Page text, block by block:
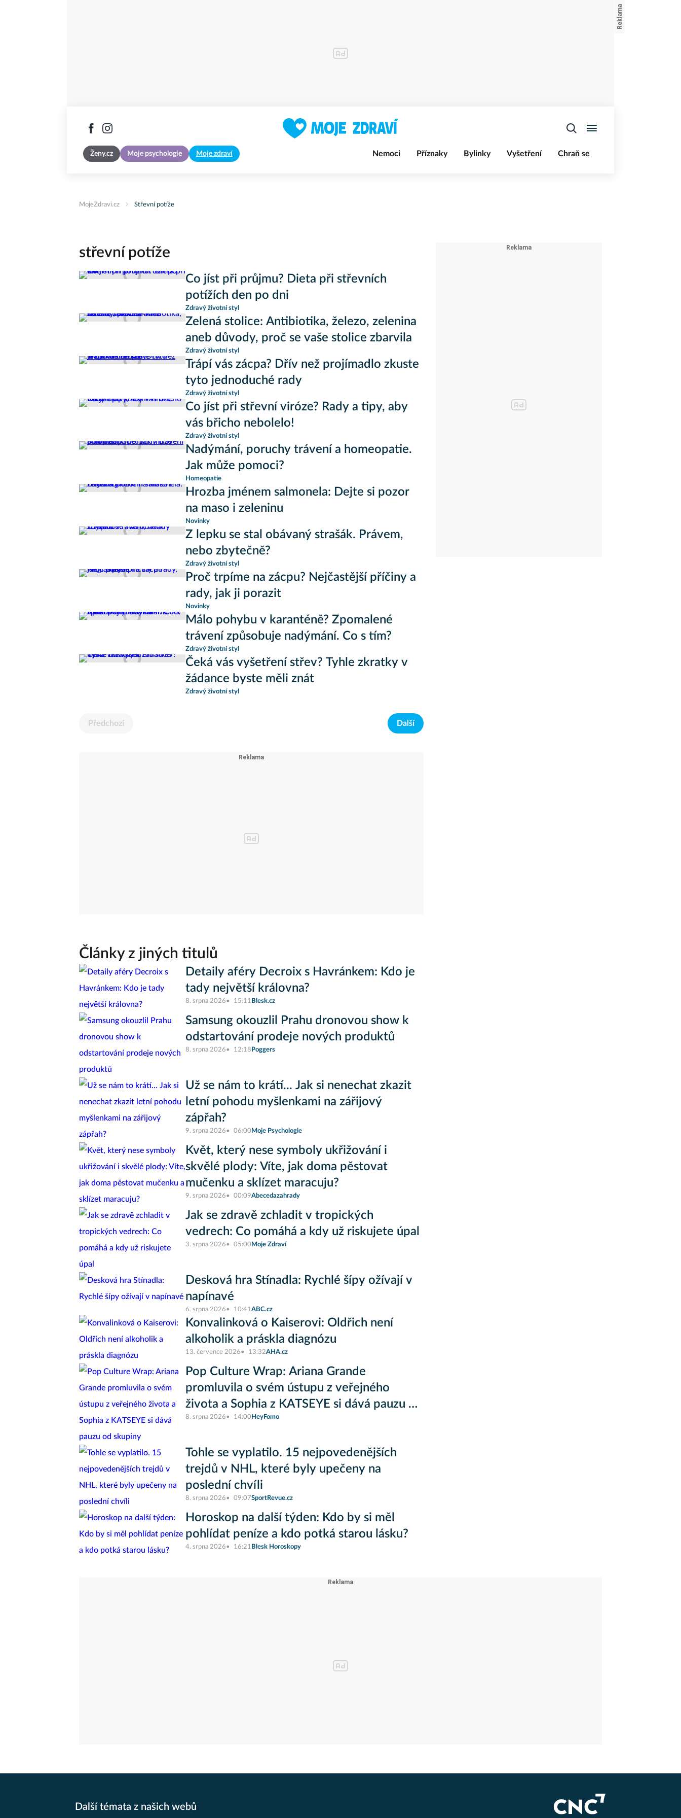
Ženy.cz Moje psychologie Moje zdraví Nemoci Příznaky Bylinky Vyšetření Chraň se
MojeZdravi.cz Střevní potíže
střevní potíže
Co jíst při průjmu? Dieta při střevních
potížích den po dni
Zdravý životní styl
Zelená stolice: Antibiotika, železo, zelenina
aneb důvody, proč se vaše stolice zbarvila
Zdravý životní styl
Trápí vás zácpa? Dřív než projímadlo zkuste
tyto jednoduché rady
Zdravý životní styl
Co jíst při střevní viróze? Rady a tipy, aby
vás břicho nebolelo!
Zdravý životní styl
Nadýmání, poruchy trávení a homeopatie.
Jak může pomoci?
Homeopatie
Hrozba jménem salmonela: Dejte si pozor
na maso i zeleninu
Novinky
Z lepku se stal obávaný strašák. Právem,
nebo zbytečně?
Zdravý životní styl
Proč trpíme na zácpu? Nejčastější příčiny a
rady, jak ji porazit
Novinky
Málo pohybu v karanténě? Zpomalené
trávení způsobuje nadýmání. Co s tím?
Zdravý životní styl
Čeká vás vyšetření střev? Tyhle zkratky v
žádance byste měli znát
Zdravý životní styl
Předchozí Další
Články z jiných titulů
Detaily aféry Decroix s Havránkem: Kdo je
tady největší královna?
8. srpna 2026 15:11 Blesk.cz
Samsung okouzlil Prahu dronovou show k
odstartování prodeje nových produktů
8. srpna 2026 12:18 Poggers
Už se nám to krátí... Jak si nenechat zkazit
letní pohodu myšlenkami na zářijový
zápřah?
9. srpna 2026 06:00 Moje Psychologie
Květ, který nese symboly ukřižování i
skvělé plody: Víte, jak doma pěstovat
mučenku a sklízet maracuju?
9. srpna 2026 00:09Abecedazahrady
Jak se zdravě zchladit v tropických
vedrech: Co pomáhá a kdy už riskujete úpal
3. srpna 2026 05:00 Moje Zdraví
Desková hra Stínadla: Rychlé šípy ožívají v
napínavé
6. srpna 2026 10:41ABC.cz
Konvalinková o Kaiserovi: Oldřich není
alkoholik a práskla diagnózu
13. července 2026 13:32AHA.cz
Pop Culture Wrap: Ariana Grande
promluvila o svém ústupu z veřejného
života a Sophia z KATSEYE si dává pauzu od
skupiny
8. srpna 2026 14:00 HeyFomo
Tohle se vyplatilo. 15 nejpovedenějších
trejdů v NHL, které byly upečeny na
poslední chvíli
8. srpna 2026 09:07SportRevue.cz
Horoskop na další týden: Kdo by si měl
pohlídat peníze a kdo potká starou lásku?
4. srpna 2026 16:21 Blesk Horoskopy
Další témata z našich webů